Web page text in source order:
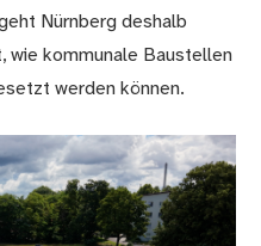
Nürnberg deshalb
wie kommunale Baustellen
werden können.